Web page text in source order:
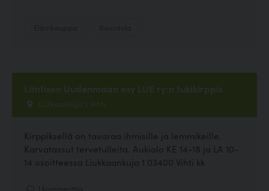
Läntisen Uudenmaan esy LUE ry:n tukikirppis
Liukkaankuja 1, Vihti
Kirppiksellä on tavaraa ihmisille ja lemmikeille.
Karvatassut tervetulleita. Aukiolo KE 14-18 ja LA 10-
14 osoitteessa Liukkaankuja 1 03400 Vihti kk